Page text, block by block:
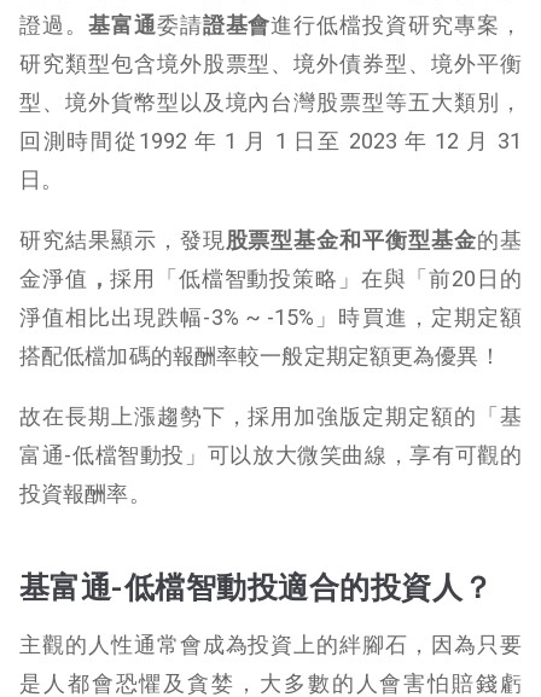
證過。 基富通委請證基會進行低檔投資研究專案，
研究類型包含境外股票型、境外債券型、境外平衡
型、境外貨幣型以及境內台灣股票型等五大類別，
回測時間從1992 年 1 月 1 日至 2023 年 12 月 31
日。
研究結果顯示，發現股票型基金和平衡型基金的基
金淨值 ，採用「低檔智動投策略」在與「前20日的
淨值相比出現跌幅-3% ~ -15%」時買進，定期定額
搭配低檔加碼的報酬率較一般定期定額更為優異！
故在長期上漲趨勢下，採用加強版定期定額的「基
富通-低檔智動投」可以放大微笑曲線，享有可觀的
投資報酬率。
基富通-低檔智動投適合的投資人？
主觀的人性通常會成為投資上的絆腳石，因為只要
是人都會恐懼及貪婪，大多數的人會害怕賠錢虧